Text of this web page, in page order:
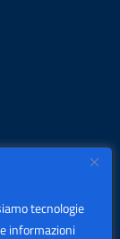
tecnologie
informazioni